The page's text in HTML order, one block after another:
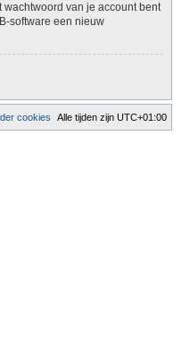
wachtwoord van je account bent
software een nieuw
Alle tijden zijn UTC+01:00
cookies